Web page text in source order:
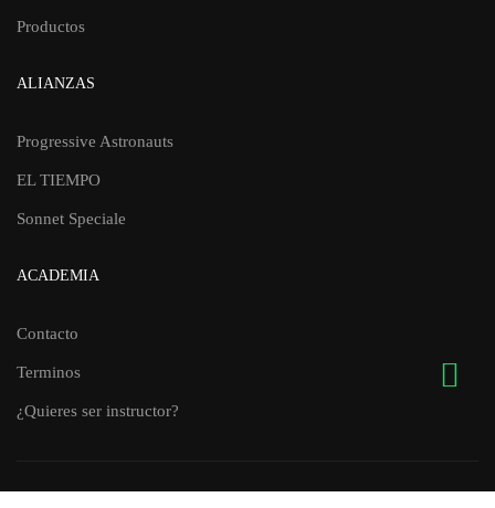
Productos
ALIANZAS
Progressive Astronauts
EL TIEMPO
Sonnet Speciale
ACADEMIA
Contacto
Terminos
¿Quieres ser instructor?